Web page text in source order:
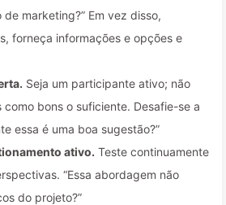
de marketing?” Em vez disso,
forneça informações e opções e
Seja um participante ativo; não
bons o suficiente. Desafie-se a
essa é uma boa sugestão?”
ativo. Teste continuamente
“Essa abordagem não
do projeto?”